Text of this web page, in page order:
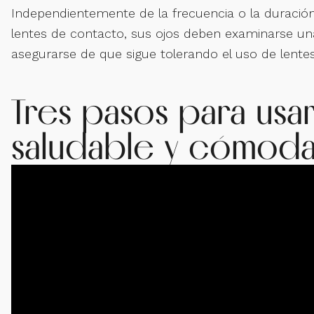
Independientemente de la frecuencia o la
lentes de contacto, sus ojos deben examinarse
asegurarse de que sigue tolerando el uso de
Tres pasos para
saludable y